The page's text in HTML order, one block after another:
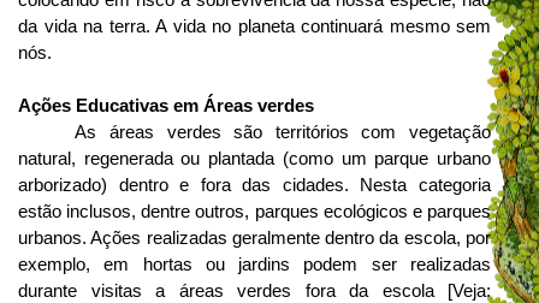
da vida na terra. A vida no planeta continuará mesmo sem
nós.
Ações Educativas em Áreas verdes
As áreas verdes são territórios com vegetação
natural, regenerada ou plantada (como um parque urbano
arborizado) dentro e fora das cidades. Nesta categoria
estão inclusos, dentre outros, parques ecológicos e parques
urbanos. Ações realizadas geralmente dentro da escola, por
exemplo, em hortas ou jardins podem ser realizadas
durante visitas a áreas verdes fora da escola [Veja: